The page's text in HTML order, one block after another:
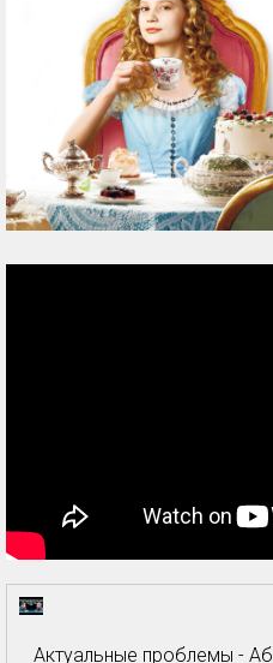
Актуальные проблемы -